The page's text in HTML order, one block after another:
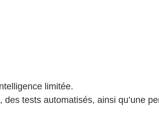
limitée.
tests automatisés, ainsi qu’une